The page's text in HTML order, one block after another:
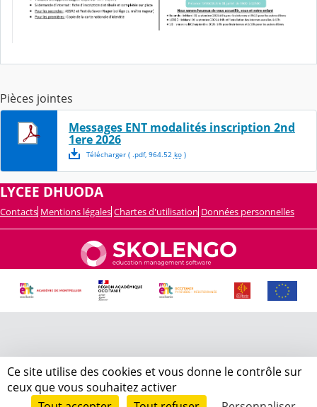
Pièces jointes
Messages ENT modalités inscription 2nd
1ere 2026
Télécharger( .pdf, 964.52 ko)
LYCEE DHUODA
Contacts Mentions légales Chartes d'utilisation Données personnelles
Ce site utilise des cookies et vous donne le contrôle sur
ceux que vous souhaitez activer